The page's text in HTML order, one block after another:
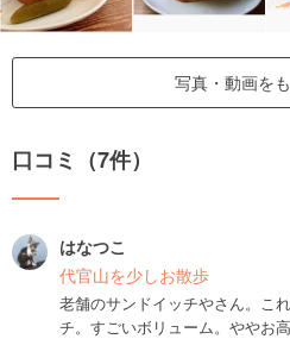
写真・動画を
口コミ（7件）
はなつこ
代官山を少しお散歩
老舗のサンドイッチやさん。こ
チ。すごいボリューム。ややお